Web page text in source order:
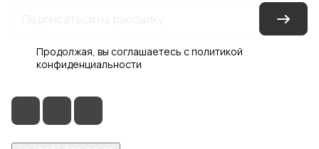
Продолжая, вы соглашаетесь сполитикой
конфиденциальности